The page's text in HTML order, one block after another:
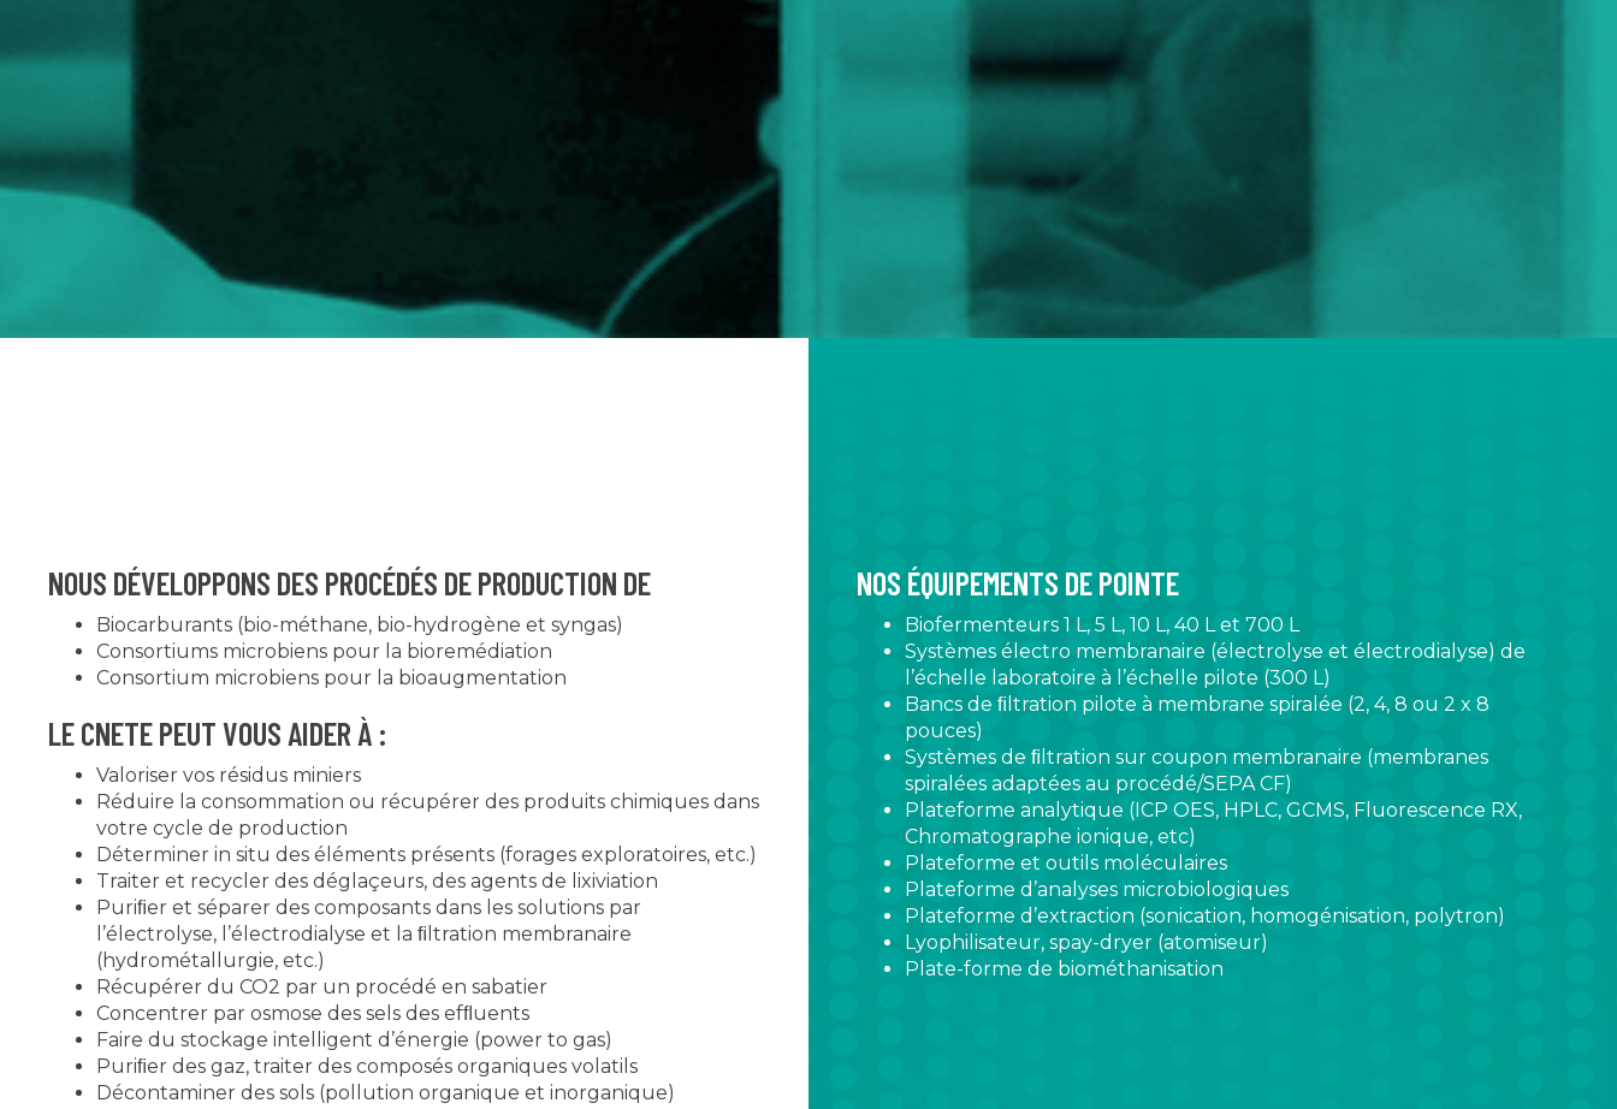
NOUS DÉVELOPPONS DES PROCÉDÉS DE PRODUCTION DE
Biocarburants (bio-méthane, bio-hydrogène et syngas)
Consortiums microbiens pour la bioremédiation
Consortium microbiens pour la bioaugmentation
LE CNETE PEUT VOUS AIDER À :
Valoriser vos résidus miniers
Réduire la consommation ou récupérer des produits chimiques dans
votre cycle de production
Déterminer in situ des éléments présents (forages exploratoires, etc.)
Traiter et recycler des déglaçeurs, des agents de lixiviation
Puriﬁer et séparer des composants dans les solutions par
l’électrolyse, l’électrodialyse et la ﬁltration membranaire
(hydrométallurgie, etc.)
Récupérer du CO2 par un procédé en sabatier
Concentrer par osmose des sels des efﬂuents
Faire du stockage intelligent d’énergie (power to gas)
Puriﬁer des gaz, traiter des composés organiques volatils
Décontaminer des sols (pollution organique et inorganique)
NOS ÉQUIPEMENTS DE POINTE
Biofermenteurs 1 L, 5 L, 10 L, 40 L et 700 L
Systèmes électro membranaire (électrolyse et électrodialyse) de
l’échelle laboratoire à l’échelle pilote (300 L)
Bancs de ﬁltration pilote à membrane spiralée (2, 4, 8 ou 2 x 8
pouces)
Systèmes de ﬁltration sur coupon membranaire (membranes
spiralées adaptées au procédé/SEPA CF)
Plateforme analytique (ICP OES, HPLC, GCMS, Fluorescence RX,
Chromatographe ionique, etc)
Plateforme et outils moléculaires
Plateforme d’analyses microbiologiques
Plateforme d’extraction (sonication, homogénisation, polytron)
Lyophilisateur, spay-dryer (atomiseur)
Plate-forme de biométhanisation